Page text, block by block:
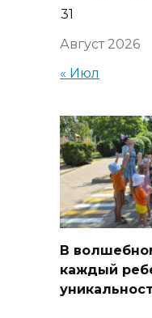
Август 2026
31
« Июл
В
каждый